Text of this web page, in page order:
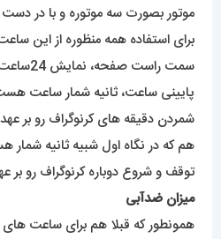
موتور بصورت سه موتوره و با در دست
برای استفاده همه منظوره از این
سمت
پایینی ساعت، ثانیه شمار ساعت
شمردن دقیقه های کرنوگراف رو بر
هم که در نگاه اول شبیه ثانیه
توقف و شروع دوباره کرنوگراف رو بر
میزان ضدآبی
همونطور که قبلا هم برای ساعت